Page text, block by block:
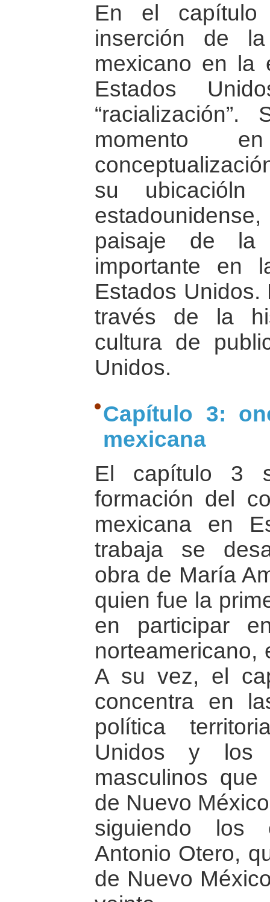
En el
inserción de
mexicano en la
Estados
su ubicacióln
paisaje de la
importante en
Estados
través de la
cultura de
Unidos.
Capítulo 3:
mexicana
El capítulo 3
formación del
mexicana en
trabaja se
obra de María
quien fue la
en participar
norteamericano,
A su vez, el
concentra en
política
Unidos y los
masculinos
de Nuevo
siguiendo los
Antonio Otero,
de Nuevo